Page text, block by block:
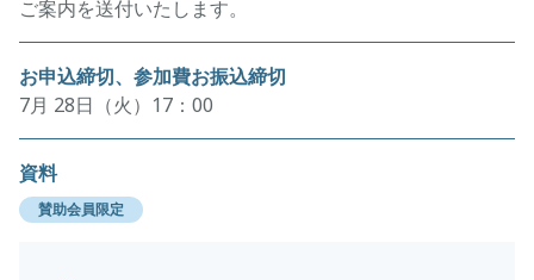
ご案内を送付いたします。
お申込締切、参加費お振込締切
7月 28日（火）17：00
資料
賛助会員限定